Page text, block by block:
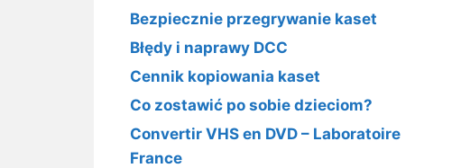
Bezpiecznie przegrywanie kaset
Błędy i naprawy DCC
Cennik kopiowania kaset
Co zostawić po sobie dzieciom?
Convertir VHS en DVD – Laboratoire
France